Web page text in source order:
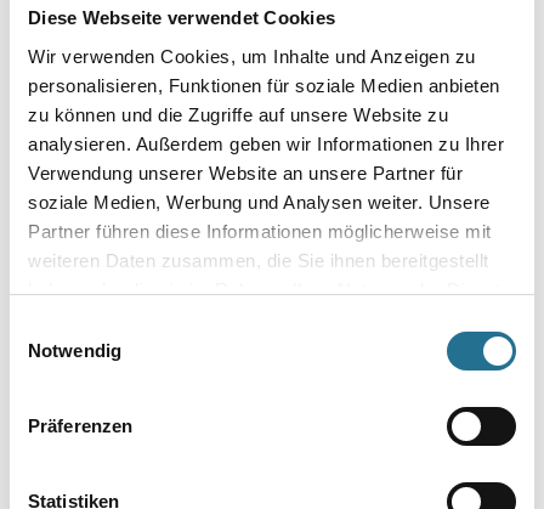
Diese Webseite verwendet Cookies
Wir verwenden Cookies, um Inhalte und Anzeigen zu
personalisieren, Funktionen für soziale Medien anbieten
zu können und die Zugriffe auf unsere Website zu
analysieren. Außerdem geben wir Informationen zu Ihrer
Verwendung unserer Website an unsere Partner für
soziale Medien, Werbung und Analysen weiter. Unsere
Partner führen diese Informationen möglicherweise mit
weiteren Daten zusammen, die Sie ihnen bereitgestellt
haben oder die sie im Rahmen Ihrer Nutzung der Dienste
Notwendig
Präferenzen
Statistiken
Produkteigenschaft
- Kunstharzvergütet und faserverstärkt
- Perfekte Haftung
- Für alle Gipskartonsysteme gemäß EN 13963
- Bei spannungsfrei montierten Gipskarton- und Gipsfaserplatten
ohne Bewehrungsstreifen anwendbar
- Auf Null ausziehbar für ansatzfreies Spachteln
- Verarbeitungszeit 45 Minuten
- Brandverhalten: A1 nach EN 13501-1
- CE-konform gem. DIN EN 13963-4B und DIN EN 13279-1 (Gips-
Flächenspachtel C7/20/2)
Verarbeitungstemp./Luftfeuchte
Nicht unter + 5 ° C Untergrund- und Raumtemperatur verarbeiten.
Der Untergrund muss trocken, tragfähig und frei von Trennmitteln
Verarbeitungszeit
Verbrauch